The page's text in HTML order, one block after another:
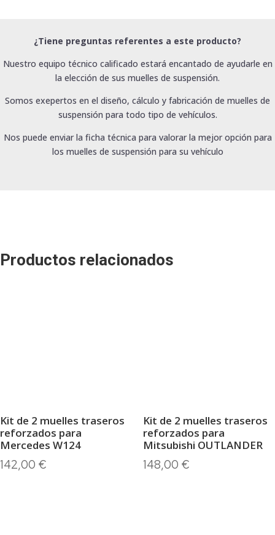
¿Tiene preguntas referentes a este producto?
Nuestro equipo técnico calificado estará encantado de ayudarle en
la elección de sus muelles de suspensión.
Somos exepertos en el diseño, cálculo y fabricación de muelles de
suspensión para todo tipo de vehículos.
Nos puede enviar la ficha técnica para valorar la mejor opción para
los muelles de suspensión para su vehículo
Productos relacionados
Kit de 2 muelles traseros
reforzados para
Mercedes W124
142,00 €
Kit de 2 muelles traseros
reforzados para
Mitsubishi OUTLANDER
148,00 €